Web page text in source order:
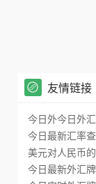
友情链接
今日外今日外
今日最新汇率
美元对人民币
今日最新外汇